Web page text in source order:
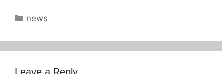
Categories
news
Leave a Reply